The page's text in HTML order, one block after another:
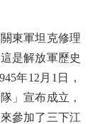
東軍坦克修理
是解放軍歷史
年12月1日，
」宣布成立，
參加了三下江